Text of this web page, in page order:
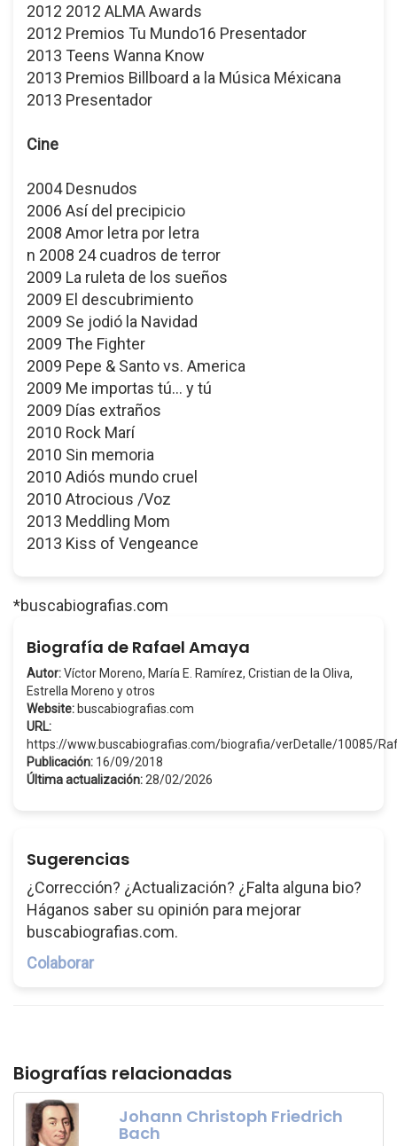
2012 2012 ALMA Awards
2012 Premios Tu Mundo16 Presentador
2013 Teens Wanna Know
2013 Premios Billboard a la Música Méxicana
2013 Presentador
Cine
2004 Desnudos
2006 Así del precipicio
2008 Amor letra por letra
n 2008 24 cuadros de terror
2009 La ruleta de los sueños
2009 El descubrimiento
2009 Se jodió la Navidad
2009 The Fighter
2009 Pepe & Santo vs. America
2009 Me importas tú... y tú
2009 Días extraños
2010 Rock Marí
2010 Sin memoria
2010 Adiós mundo cruel
2010 Atrocious /Voz
2013 Meddling Mom
2013 Kiss of Vengeance
*buscabiografias.com
Biografía de Rafael Amaya
Autor:Víctor Moreno, María E. Ramírez, Cristian de la Oliva,
Estrella Moreno y otros
Website:buscabiografias.com
URL:
https://www.buscabiografias.com/biografia/verDetalle/10085/
Publicación: 16/09/2018
Última actualización: 28/02/2026
Sugerencias
¿Corrección? ¿Actualización? ¿Falta alguna bio?
Háganos saber su opinión para mejorar
buscabiografias.com.
Colaborar
Biografías relacionadas
Johann Christoph Friedrich
Bach